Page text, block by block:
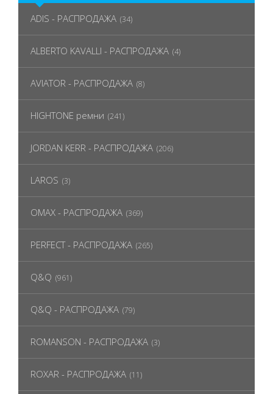
ADIS - РАСПРОДАЖА (34)
ALBERTO KAVALLI - РАСПРОДАЖА (4)
AVIATOR - РАСПРОДАЖА (8)
HIGHTONE ремни (241)
JORDAN KERR - РАСПРОДАЖА (206)
LAROS (3)
OMAX - РАСПРОДАЖА (369)
PERFECT - РАСПРОДАЖА (265)
Q&Q (961)
Q&Q - РАСПРОДАЖА (79)
ROMANSON - РАСПРОДАЖА (3)
ROXAR - РАСПРОДАЖА (11)